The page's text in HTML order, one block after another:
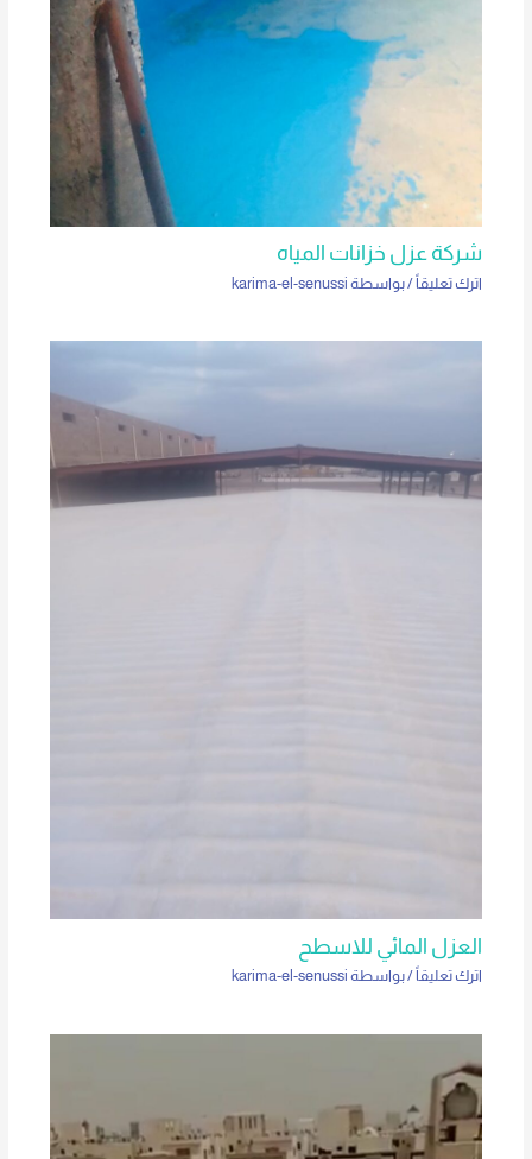
شركة عزل خزانات المياه
اترك تعليقاً/ بواسطة karima-el-senussi
العزل المائي للاسطح
اترك تعليقاً / بواسطة karima-el-senussi